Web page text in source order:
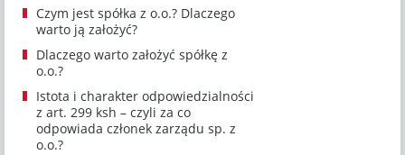
Czym jest spółka z o.o.? Dlaczego
warto ją założyć?
Dlaczego warto założyć spółkę z
o.o.?
Istota i charakter odpowiedzialności
z art. 299 ksh – czyli za co
odpowiada członek zarządu sp. z
o.o.?